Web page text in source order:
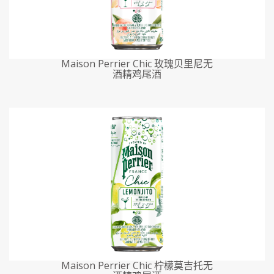
Maison Perrier Chic 玫瑰贝里尼无
酒精鸡尾酒
Maison Perrier Chic 柠檬莫吉托无